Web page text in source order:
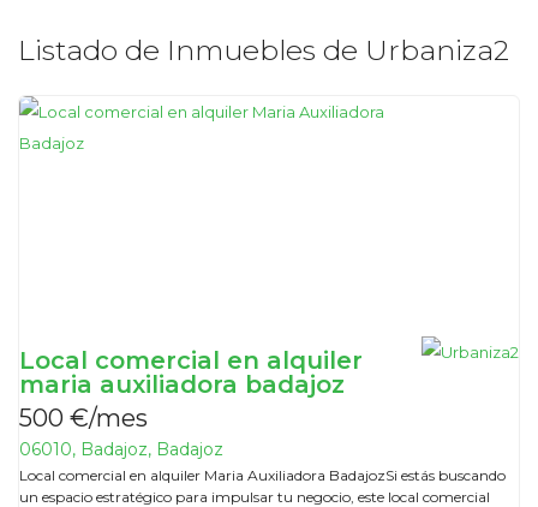
Listado de Inmuebles de Urbaniza2
Local comercial en alquiler
maria auxiliadora badajoz
500 €/mes
06010, Badajoz, Badajoz
Local comercial en alquiler Maria Auxiliadora BadajozSi estás buscando
un espacio estratégico para impulsar tu negocio, este local comercial